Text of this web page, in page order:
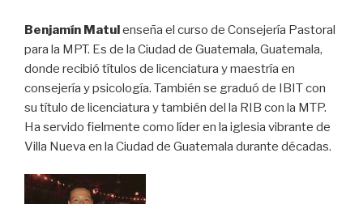
Benjamín Matulenseña el curso de Consejería Pastoral
para la MPT. Es de la Ciudad de Guatemala, Guatemala,
donde recibió títulos de licenciatura y maestría en
consejería y psicología. También se graduó de IBIT con
su título de licenciatura y también del la RIB con la MTP.
Ha servido fielmente como líder en la iglesia vibrante de
Villa Nueva en la Ciudad de Guatemala durante décadas.